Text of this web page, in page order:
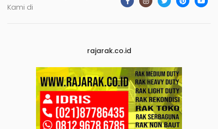
Kami di
rajarak.co.id